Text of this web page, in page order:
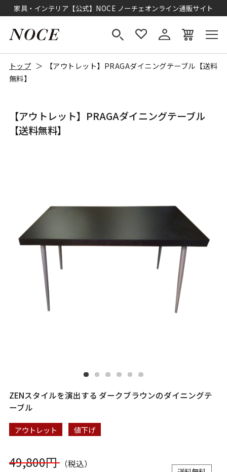
家具・インテリア【公式】NOCE ノーチェオンライン通販サイト
トップ
【アウトレット】PRAGAダイニングテーブル【送料
無料】
【アウトレット】PRAGAダイニングテーブル
【送料無料】
ZENスタイルを演出する ダークブラウンのダイニングテ
ーブル
アウトレット 値下げ
49,800円（税込）